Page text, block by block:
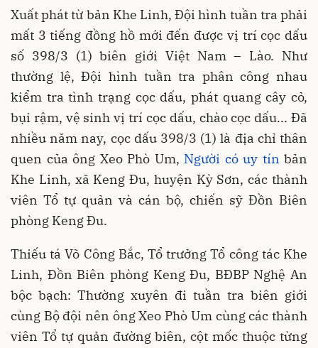
Xuất phát từ bản Khe Linh, Đội hình tuần tra phải
mất 3 tiếng đồng hồ mới đến được vị trí cọc dấu
số 398/3 (1) biên giới Việt Nam – Lào. Như
thường lệ, Đội hình tuần tra phân công nhau
kiểm tra tình trạng cọc dấu, phát quang cây cỏ,
bụi rậm, vệ sinh vị trí cọc dấu, chào cọc dấu... Đã
nhiều năm nay, cọc dấu 398/3 (1) là địa chỉ thân
quen của ông Xeo Phò Um, Người có uy tín bản
Khe Linh, xã Keng Đu, huyện Kỳ Sơn, các thành
viên Tổ tự quản và cán bộ, chiến sỹ Đồn Biên
phòng Keng Đu.
Thiếu tá Võ Công Bắc, Tổ trưởng Tổ công tác Khe
Linh, Đồn Biên phòng Keng Đu, BĐBP Nghệ An
bộc bạch: Thường xuyên đi tuần tra biên giới
cùng Bộ đội nên ông Xeo Phò Um cùng các thành
viên Tổ tự quản đường biên, cột mốc thuộc từng